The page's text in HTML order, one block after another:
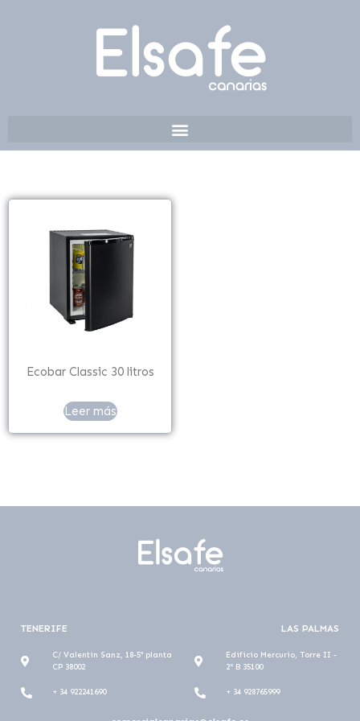
Ecobar Classic 30 litros
Leer más
TENERIFE
C/ Valentin Sanz, 18-5ª planta
CP 38002
+ 34 922241690
LAS PALMAS
Edificio Mercurio, Torre II -
2º B 35100
+ 34 928765999